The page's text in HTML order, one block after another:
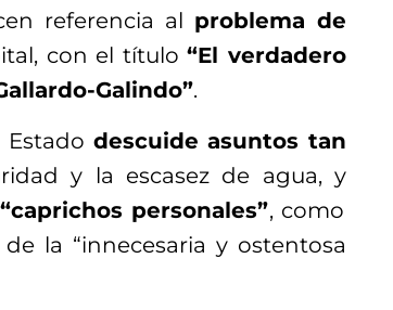
referencia al problema de
con el título“El verdadero
Galindo”.
Estado descuide asuntos tan
y la escasez de agua, y
personales”, como
la “innecesaria y ostentosa